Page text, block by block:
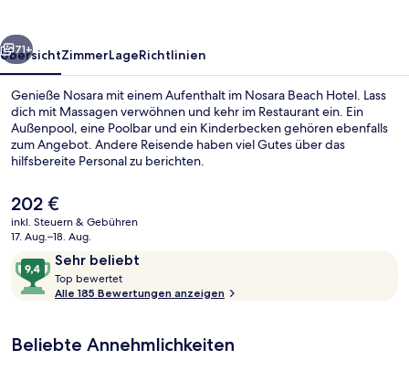
Weiter
71+
ÜbersichtZimmerLageRichtlinien
Genieße Nosara mit einem Aufenthalt im Nosara Beach Hotel. Lass
dich mit Massagen verwöhnen und kehr im Restaurant ein. Ein
Außenpool, eine Poolbar und ein Kinderbecken gehören ebenfalls
zum Angebot. Andere Reisende haben viel Gutes über das
hilfsbereite Personal zu berichten.
Der
aktuelle
Preis
202 €.
202 €
inkl. Steuern & Gebühren
17. Aug.–18. Aug.
Bewertungen
Sehr beliebt
9,4
von
10,
beliebt
Top bewertet
o
b
Alle 185 Bewertungen anzeigen
Beliebte Annehmlichkeiten